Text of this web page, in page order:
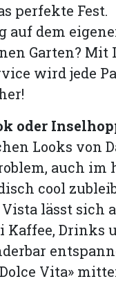
perfekte Fest.
auf dem
Garten? Mit
wird jede
oder
Looks von
auch im
cool
lässt sich
Kaffee, Drinks
Vita»